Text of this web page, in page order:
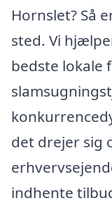
Hornslet? Så
sted. Vi
bedste lokale
det drejer sig
indhente